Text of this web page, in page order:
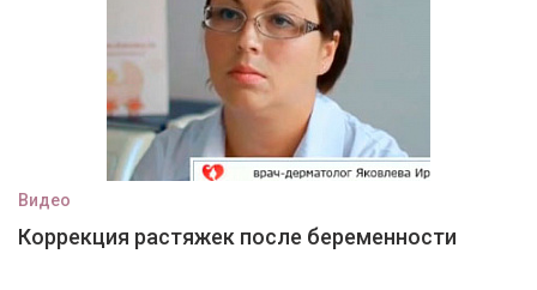
Видео
Коррекция растяжек после беременности